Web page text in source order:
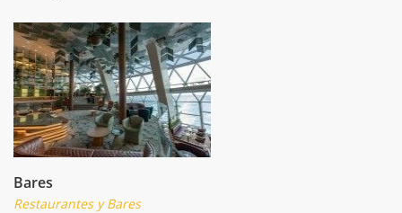
Bares
Restaurantes y Bares